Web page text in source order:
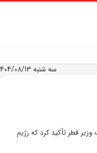
سه شنبه 1404/08/13